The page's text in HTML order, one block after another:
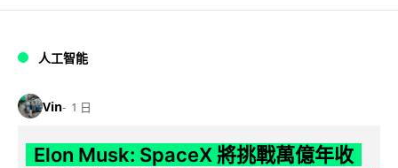
人工智能
Vin 1 日
Elon Musk: SpaceX 將挑戰萬億年收